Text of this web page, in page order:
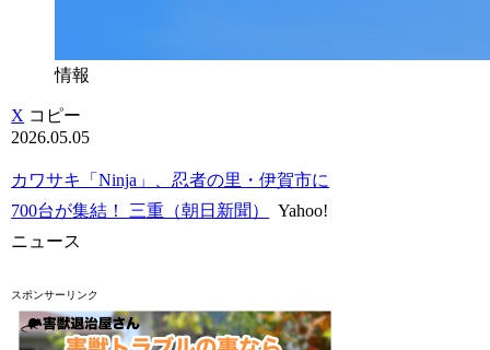
情報
X コピー
2026.05.05
カワサキ「Ninja」、忍者の里・伊賀市に
700台が集結！ 三重（朝日新聞）
Yahoo!
ニュース
スポンサーリンク